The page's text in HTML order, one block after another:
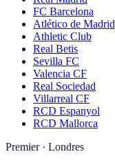
FC Barcelona
Atlético de Madrid
Athletic Club
Real Betis
Sevilla FC
Valencia CF
Real Sociedad
Villarreal CF
RCD Espanyol
RCD Mallorca
Premier · Londres